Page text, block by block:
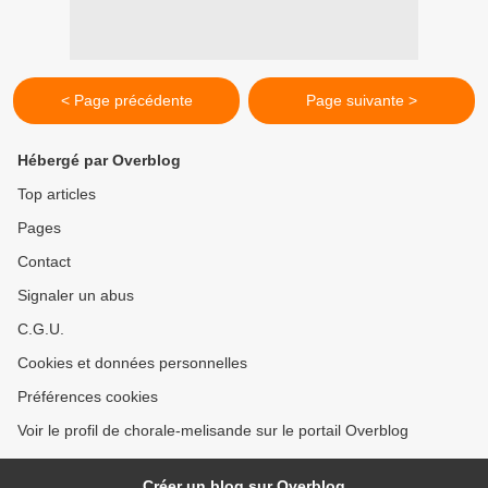
< Page précédente Page suivante >
Hébergé par Overblog
Top articles
Pages
Contact
Signaler un abus
C.G.U.
Cookies et données personnelles
Préférences cookies
Voir le profil de chorale-melisande sur le portail Overblog